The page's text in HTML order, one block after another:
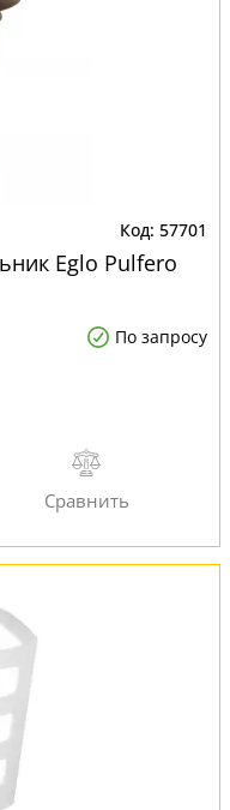
57701
Eglo Pulfero
По запросу